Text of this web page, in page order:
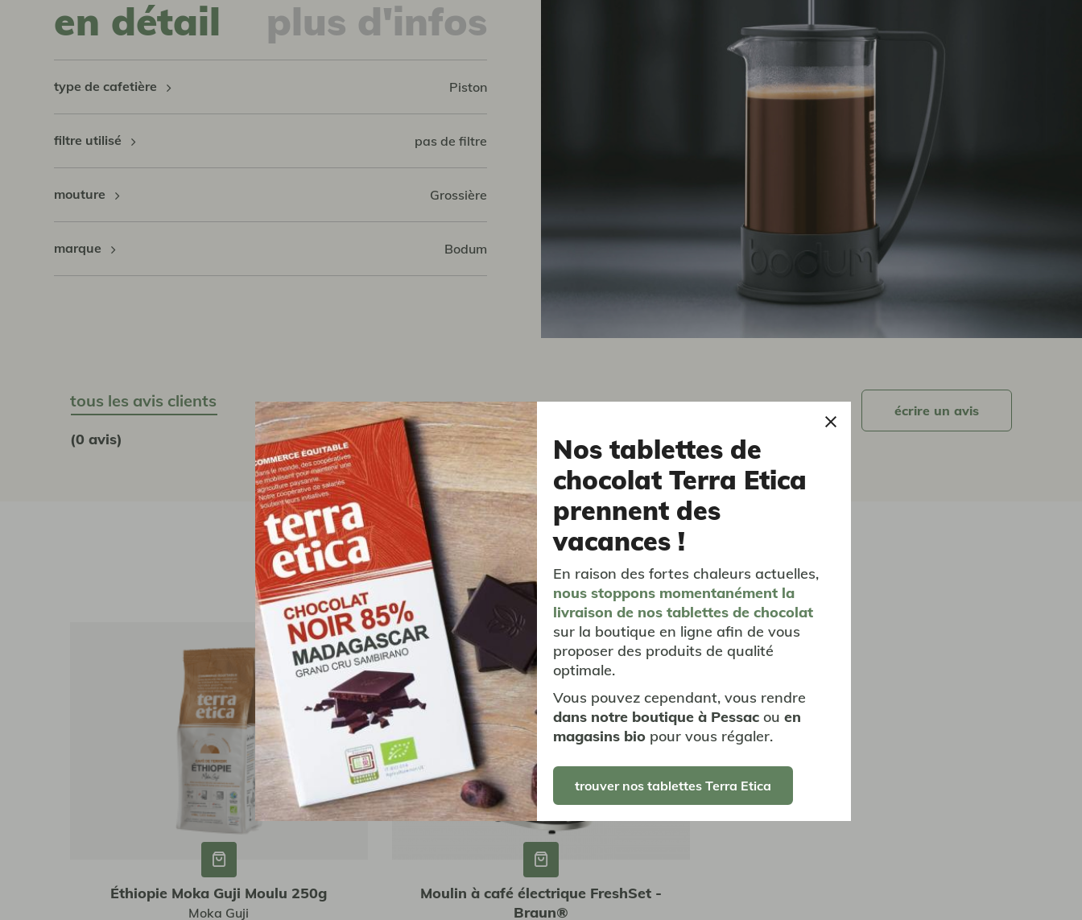
en détail plus d'infos
type de cafetière Piston
filtre utilisé pas de filtre
mouture Grossière
marque Bodum
tous les avis clients
(0 avis)
écrire un avis
vous aimerez aussi...
Café de Terroir
Café de Terroir
Éthiopie Moka Guji Moulu 250g
Moka Guji
Moulin à café électrique FreshSet -
Braun®
Nos tablettes de
chocolat Terra Etica
prennent des
vacances !
En raison des fortes chaleurs actuelles,
nous stoppons momentanément la
livraison de nos tablettes de chocolat
sur la boutique en ligne afin de vous
proposer des produits de qualité
optimale.
Vous pouvez cependant, vous rendre
dans notre boutique à Pessac ou en
magasins bio pour vous régaler.
trouver nos tablettes Terra Etica